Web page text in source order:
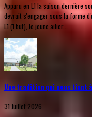
Apparu en L1 la saison dernière
devrait s'engager sous la forme
L1 (1 but), le jeune ailier...
Une tradition qui nous tient
31 Juillet 2026